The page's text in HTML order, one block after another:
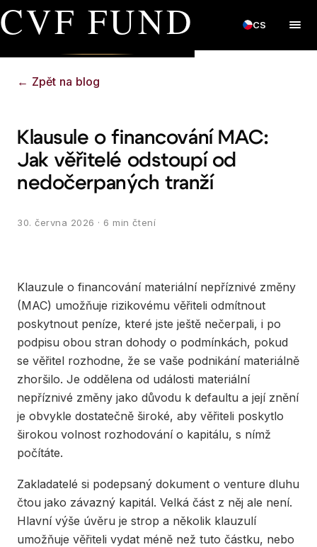
CVF FUND CS
← Zpět na blog
Klausule o financování MAC:
Jak věřitelé odstoupí od
nedočerpaných tranží
30. června 2026 · 6 min čtení
Klauzule o financování materiální nepříznivé změny
(MAC) umožňuje rizikovému věřiteli odmítnout
poskytnout peníze, které jste ještě nečerpali, i po
podpisu obou stran dohody o podmínkách, pokud
se věřitel rozhodne, že se vaše podnikání materiálně
zhoršilo. Je oddělena od události materiální
nepříznivé změny jako důvodu k defaultu a její znění
je obvykle dostatečně široké, aby věřiteli poskytlo
širokou volnost rozhodování o kapitálu, s nímž
počítáte.
Zakladatelé si podepsaný dokument o venture dluhu
čtou jako závazný kapitál. Velká část z něj ale není.
Hlavní výše úvěru je strop a několik klauzulí
umožňuje věřiteli vydat méně než tuto částku, nebo